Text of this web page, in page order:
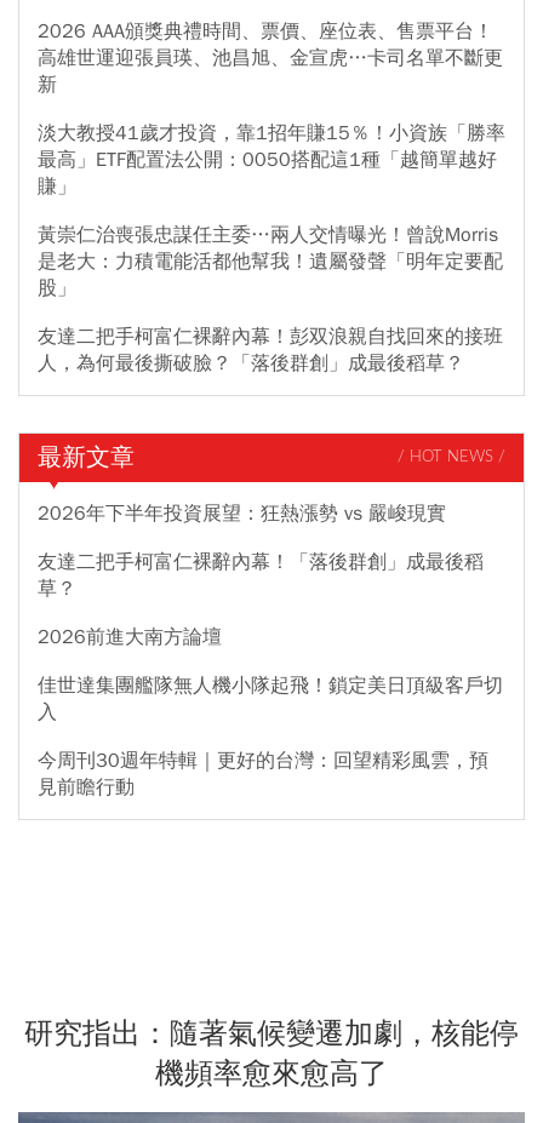
2026 AAA頒獎典禮時間、票價、座位表、售票平台！
高雄世運迎張員瑛、池昌旭、金宣虎…卡司名單不斷更
新
淡大教授41歲才投資，靠1招年賺15％！小資族「勝率
最高」ETF配置法公開：0050搭配這1種「越簡單越好
賺」
黃崇仁治喪張忠謀任主委…兩人交情曝光！曾說Morris
是老大：力積電能活都他幫我！遺屬發聲「明年定要配
股」
友達二把手柯富仁裸辭內幕！彭双浪親自找回來的接班
人，為何最後撕破臉？「落後群創」成最後稻草？
最新文章 / HOT NEWS /
2026年下半年投資展望：狂熱漲勢 vs 嚴峻現實
友達二把手柯富仁裸辭內幕！「落後群創」成最後稻
草？
2026前進大南方論壇
佳世達集團艦隊無人機小隊起飛！鎖定美日頂級客戶切
入
今周刊30週年特輯｜更好的台灣：回望精彩風雲，預
見前瞻行動
研究指出：隨著氣候變遷加劇，核能停
機頻率愈來愈高了